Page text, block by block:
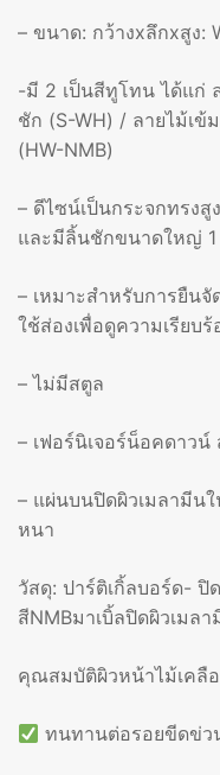
– ขนาด: กว้างxลึกxสูง:
-มี 2 เป็นสีทูโทน ได้แก่
ชัก (S-WH) / ลายไม้เ
(HW-NMB)
– ดีไซน์เป็นกระจกทรง
และมีลิ้นชักขนาดใหญ่ 1
– เหมาะสำหรับการยืน
ใช้ส่องเพื่อดูความเรียบร้
– ไม่มีสตูล
– เฟอร์นิเจอร์น็อคดาว
– แผ่นบนปิดผิวเมลามีน
หนา
วัสดุ: ปาร์ติเกิ้ลบอร์ด-
สีNMBมาเบิ้ลปิดผิวเมล
คุณสมบัติผิวหน้าไม้เคลื
ทนทานต่อรอยขีดข่ว